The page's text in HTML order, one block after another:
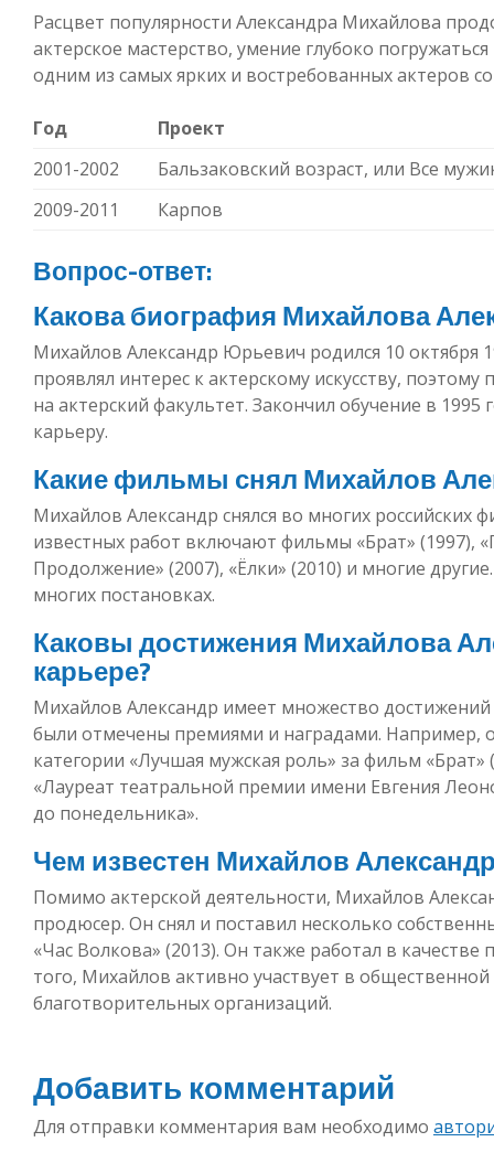
Расцвет популярности Александра Михайлова
актерское мастерство, умение глубоко
одним из самых ярких и востребованных актеров
Год
Проект
2001-2002
Бальзаковский возраст, или Все
2009-2011
Карпов
Вопрос-ответ:
Какова биография Михайлова
Михайлов Александр Юрьевич родился 10 октября
проявлял интерес к актерскому искусству,
на актерский факультет. Закончил обучение в 1995
карьеру.
Какие фильмы снял Михайлов
Михайлов Александр снялся во многих российских
известных работ включают фильмы «Брат» (1997),
Продолжение» (2007), «Ёлки» (2010) и многие
многих постановках.
Каковы достижения Михайлова
карьере?
Михайлов Александр имеет множество достижений
были отмечены премиями и наградами.
категории «Лучшая мужская роль» за фильм
«Лауреат театральной премии имени Евгения
до понедельника».
Чем известен Михайлов
Помимо актерской деятельности, Михайлов
продюсер. Он снял и поставил несколько
«Час Волкова» (2013). Он также работал в
того, Михайлов активно участвует в
благотворительных организаций.
Добавить комментарий
Для отправки комментария вам необходимо